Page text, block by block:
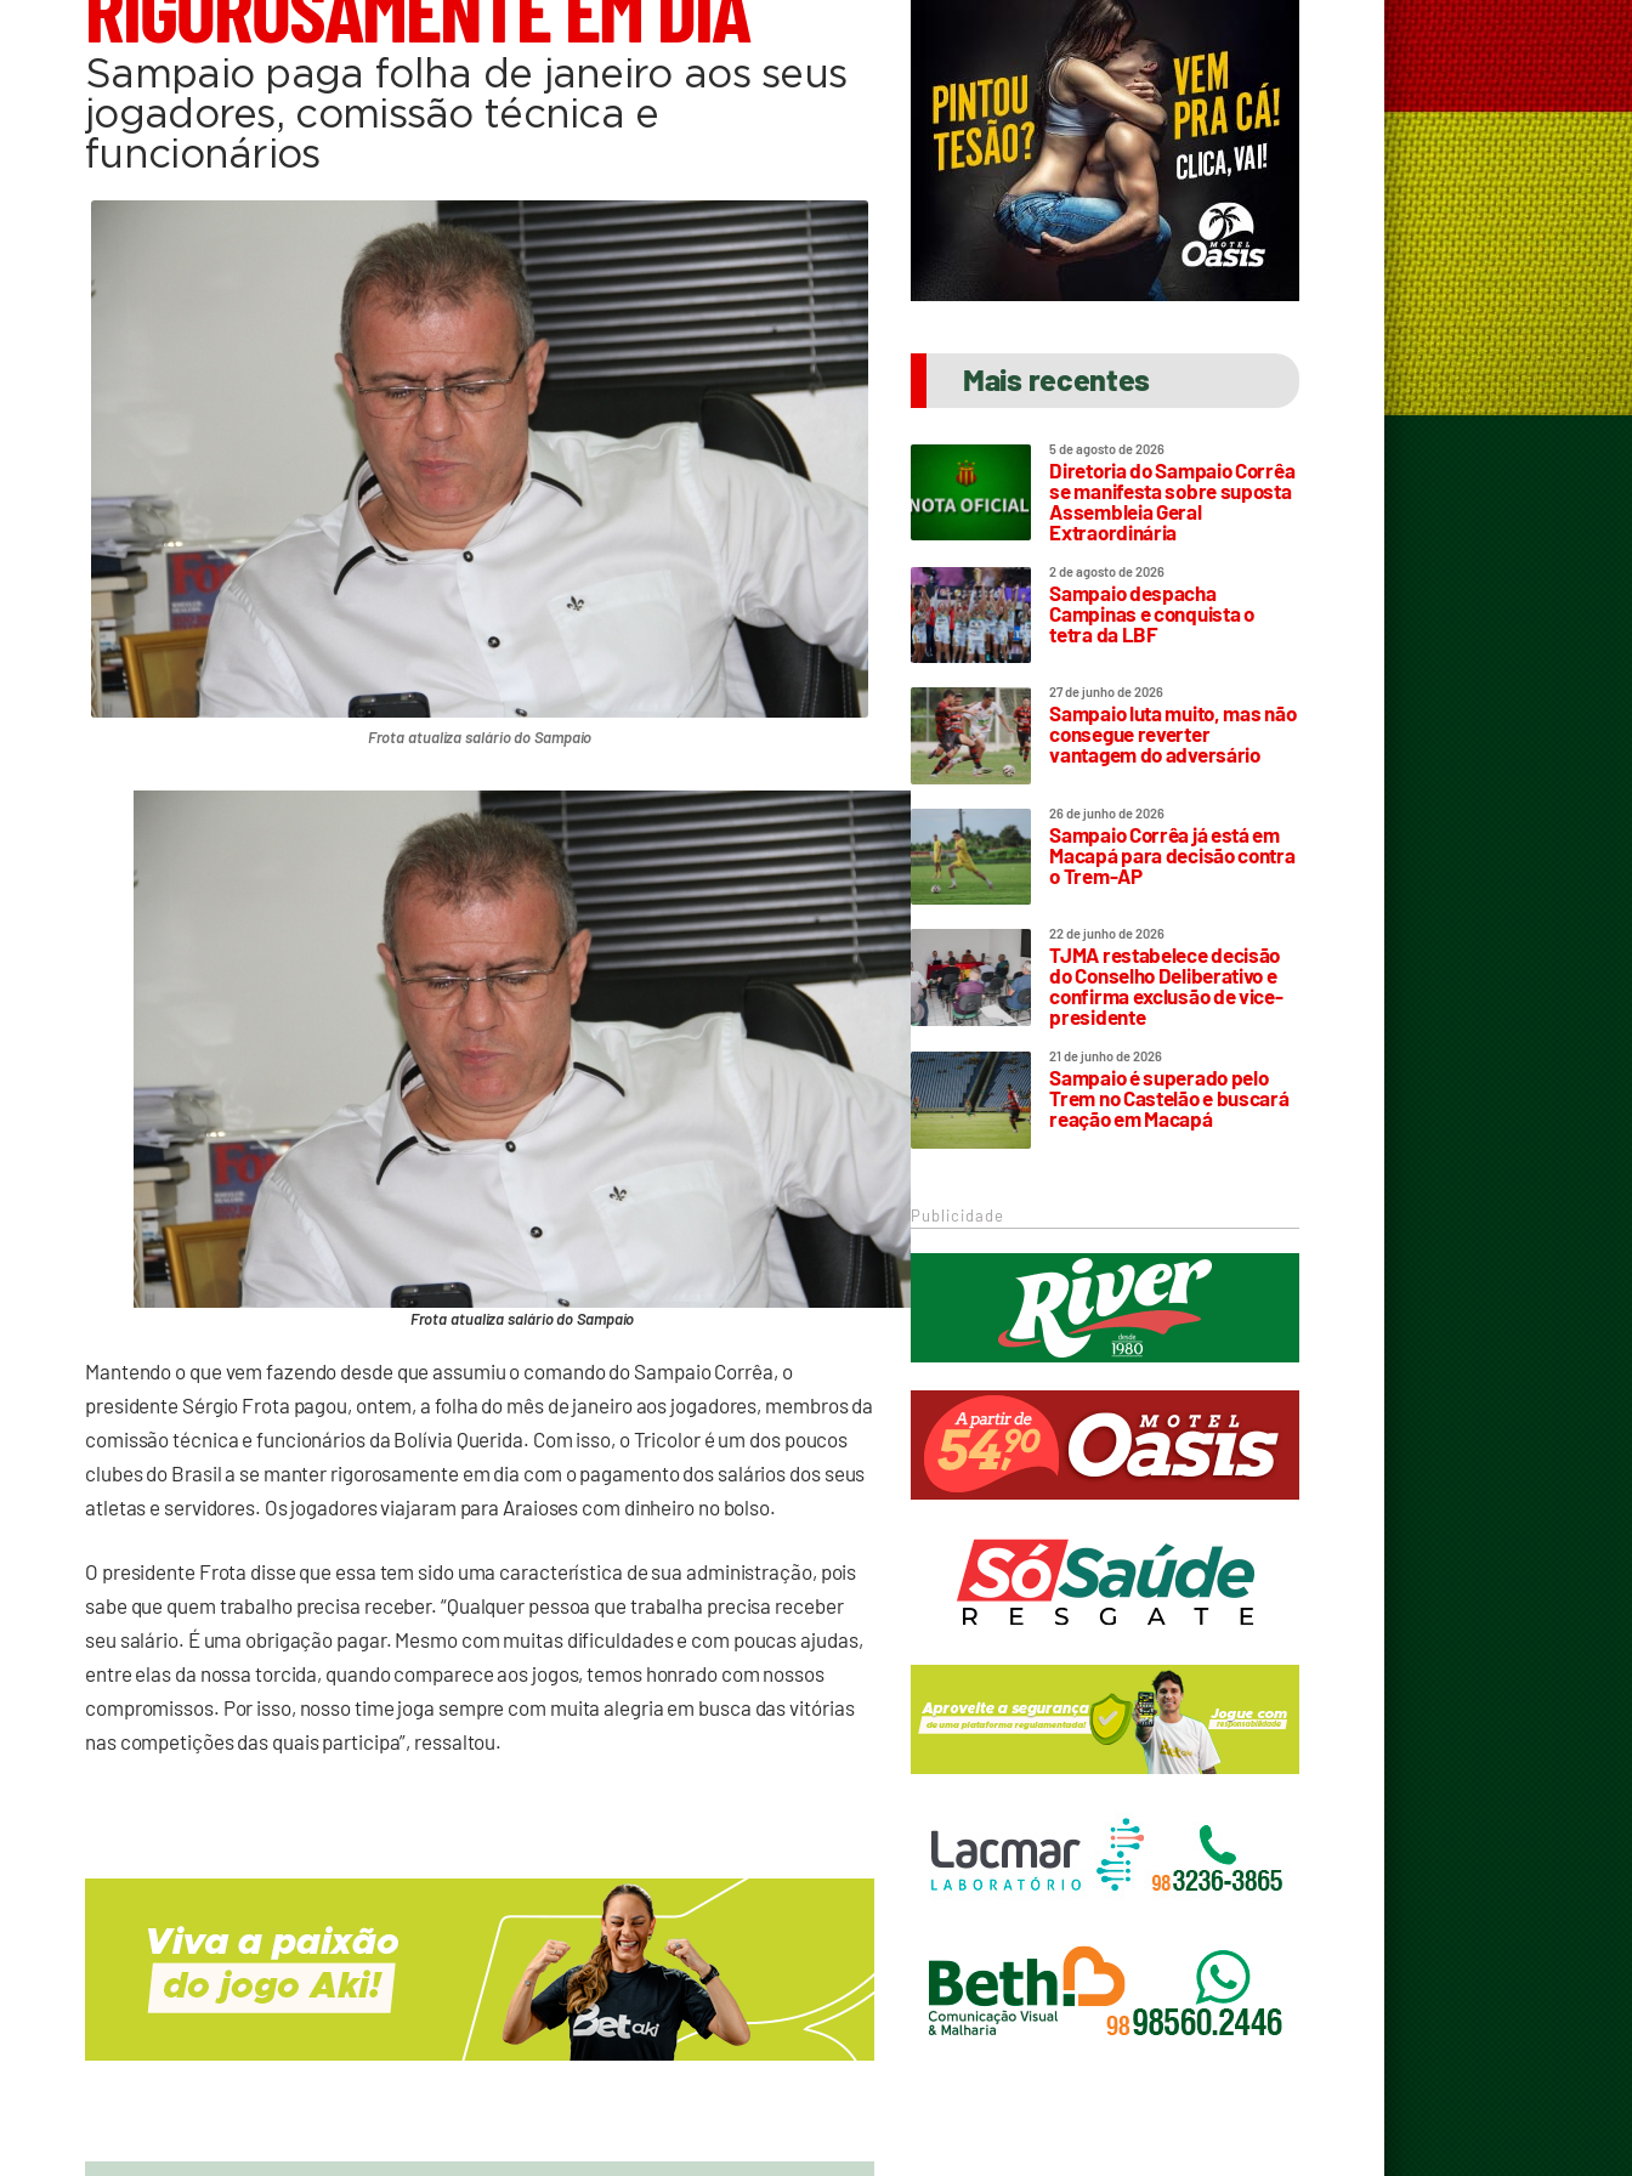
Sampaio paga folha de janeiro aos seus
jogadores, comissão técnica e
funcionários
Frota atualiza salário do Sampaio
Frota atualiza salário do Sampaio
Mantendo o que vem fazendo desde que assumiu o comando do Sampaio Corrêa, o
presidente Sérgio Frota pagou, ontem, a folha do mês de janeiro aos jogadores, membros da
comissão técnica e funcionários da Bolívia Querida. Com isso, o Tricolor é um dos poucos
clubes do Brasil a se manter rigorosamente em dia com o pagamento dos salários dos seus
atletas e servidores. Os jogadores viajaram para Araioses com dinheiro no bolso.
O presidente Frota disse que essa tem sido uma característica de sua administração, pois
sabe que quem trabalho precisa receber. “Qualquer pessoa que trabalha precisa receber
seu salário. É uma obrigação pagar. Mesmo com muitas dificuldades e com poucas ajudas,
entre elas da nossa torcida, quando comparece aos jogos, temos honrado com nossos
compromissos. Por isso, nosso time joga sempre com muita alegria em busca das vitórias
nas competições das quais participa”, ressaltou.
Mais recentes
5 de agosto de 2026
Diretoria do Sampaio Corrêa
se manifesta sobre suposta
Assembleia Geral
Extraordinária
2 de agosto de 2026
Sampaio despacha
Campinas e conquista o
tetra da LBF
27 de junho de 2026
Sampaio luta muito, mas não
consegue reverter
vantagem do adversário
26 de junho de 2026
Sampaio Corrêa já está em
Macapá para decisão contra
o Trem-AP
22 de junho de 2026
TJMA restabelece decisão
do Conselho Deliberativo e
confirma exclusão de vice-
presidente
21 de junho de 2026
Sampaio é superado pelo
Trem no Castelão e buscará
reação em Macapá
Publicidade